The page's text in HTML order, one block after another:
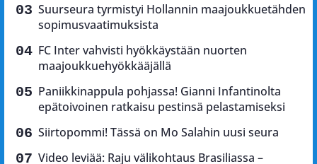
Suurseura tyrmistyi Hollannin maajoukkuetähden
sopimusvaatimuksista
FC Inter vahvisti hyökkäystään nuorten
maajoukkuehyökkääjällä
Paniikkinappula pohjassa! Gianni Infantinolta
epätoivoinen ratkaisu pestinsä pelastamiseksi
Siirtopommi! Tässä on Mo Salahin uusi seura
Video leviää: Raju välikohtaus Brasiliassa –